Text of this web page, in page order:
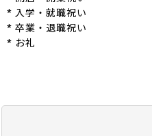
* 入学・就職祝い
* 卒業・退職祝い
* お礼